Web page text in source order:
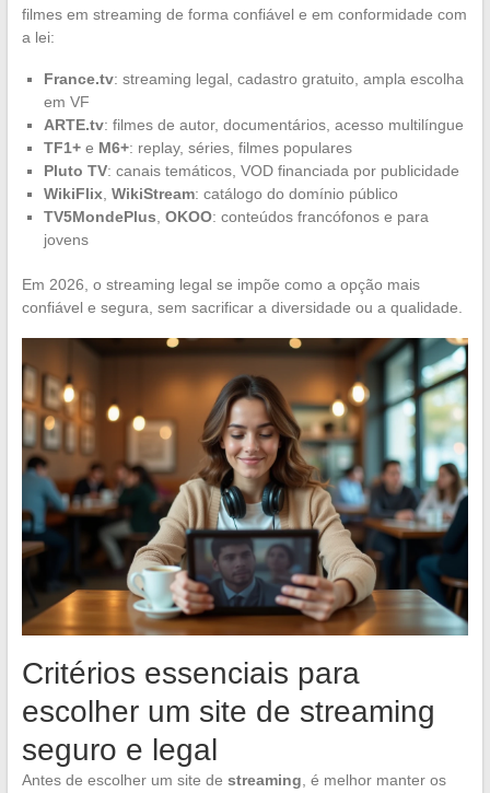
filmes em streaming de forma confiável e em conformidade com
a lei:
France.tv: streaming legal, cadastro gratuito, ampla escolha
em VF
ARTE.tv: filmes de autor, documentários, acesso multilíngue
TF1+e M6+: replay, séries, filmes populares
Pluto TV: canais temáticos, VOD financiada por publicidade
WikiFlix, WikiStream: catálogo do domínio público
TV5MondePlus OKOO: conteúdos francófonos e para
jovens
Em 2026, o streaming legal se impõe como a opção mais
confiável e segura, sem sacrificar a diversidade ou a qualidade.
Critérios essenciais para
escolher um site de streaming
seguro e legal
Antes de escolher um site de streaming , é melhor manter os